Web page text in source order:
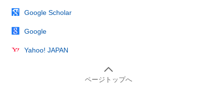
Google Scholar
Google
Yahoo! JAPAN
ページトップへ